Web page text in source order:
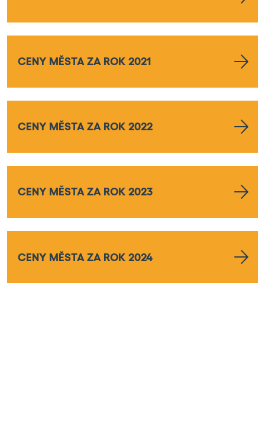
CENY MĚSTA ZA ROK 2021
CENY MĚSTA ZA ROK 2022
CENY MĚSTA ZA ROK 2023
CENY MĚSTA ZA ROK 2024